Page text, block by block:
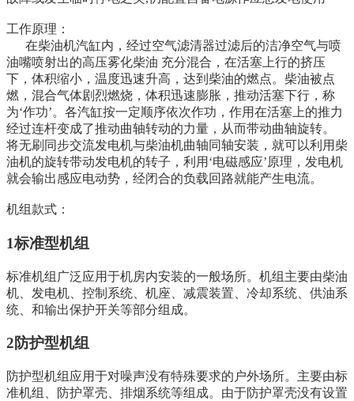
工作原理：
在柴油机汽缸内，经过空气滤清器过滤后的洁净空气与喷
油嘴喷射出的高压雾化柴油 充分混合，在活塞上行的挤压
下，体积缩小，温度迅速升高，达到柴油的燃点。柴油被点
燃，混合气体剧烈燃烧，体积迅速膨胀，推动活塞下行，称
为‘作功’。各汽缸按一定顺序依次作功，作用在活塞上的推力
经过连杆变成了推动曲轴转动的力量，从而带动曲轴旋转。
将无刷同步交流发电机与柴油机曲轴同轴安装，就可以利用柴
油机的旋转带动发电机的转子，利用‘电磁感应’原理，发电机
就会输出感应电动势，经闭合的负载回路就能产生电流。
机组款式：
1标准型机组
标准机组广泛应用于机房内安装的一般场所。机组主要由柴油
机、发电机、控制系统、机座、减震装置、冷却系统、供油系
统、和输出保护开关等部分组成。
2防护型机组
防护型机组应用于对噪声没有特殊要求的户外场所。主要由标
准机组、防护罩壳、排烟系统等组成。由于防护罩壳没有设置